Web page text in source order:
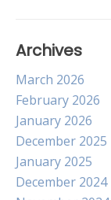
Archives
March 2026
February 2026
January 2026
December 2025
January 2025
December 2024